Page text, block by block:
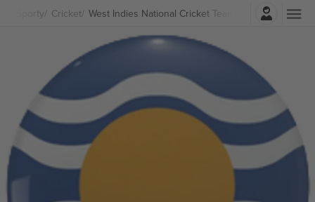
Športy Cricket West Indies National Cricket Team lístkov
Prihlásenie